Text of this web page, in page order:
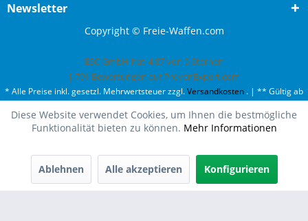
Newsletter
Copyright © Freie-Waffen.com
ESC GmbH hat 4,87von 5Sternen
| 791 Bewertungen auf ProvenExpert.com
* Alle Preise inkl. gesetzl. Mehrwertsteuer zzgl.Versandkosten . | ** Gültig ab
ausgenommen Gefahrgut. Weitere Ländern finden Sie unterVersandkosten
Diese Website verwendet Cookies, um Ihnen die bestmögliche
Funktionalität bieten zu können. Mehr Informationen
Ablehnen Alle akzeptieren Konfigurieren